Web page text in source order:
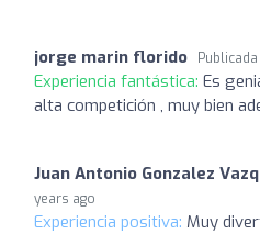
jorge marin florido
Experiencia fantástica: Es
alta competición , muy bien
Juan Antonio Gonzalez
years ago
Experiencia positiva: Muy